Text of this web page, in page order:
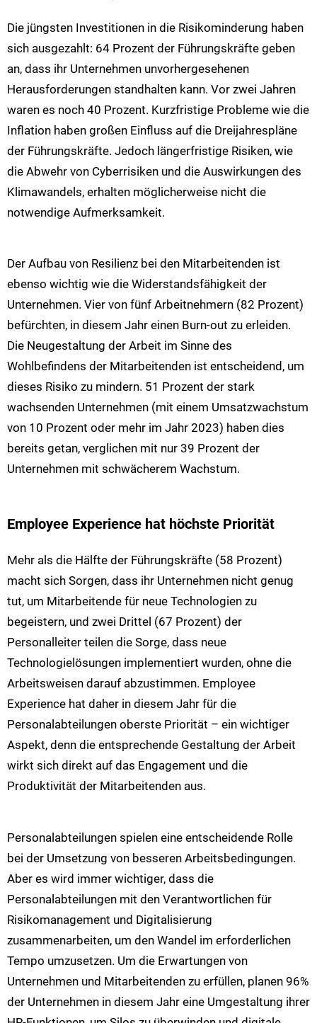
Die jüngsten Investitionen in die Risikominderung haben
sich ausgezahlt: 64 Prozent der Führungskräfte geben
an, dass ihr Unternehmen unvorhergesehenen
Herausforderungen standhalten kann. Vor zwei Jahren
waren es noch 40 Prozent. Kurzfristige Probleme wie die
Inflation haben großen Einfluss auf die Dreijahrespläne
der Führungskräfte. Jedoch längerfristige Risiken, wie
die Abwehr von Cyberrisiken und die Auswirkungen des
Klimawandels, erhalten möglicherweise nicht die
notwendige Aufmerksamkeit.
Der Aufbau von Resilienz bei den Mitarbeitenden ist
ebenso wichtig wie die Widerstandsfähigkeit der
Unternehmen. Vier von fünf Arbeitnehmern (82 Prozent)
befürchten, in diesem Jahr einen Burn-out zu erleiden.
Die Neugestaltung der Arbeit im Sinne des
Wohlbefindens der Mitarbeitenden ist entscheidend, um
dieses Risiko zu mindern. 51 Prozent der stark
wachsenden Unternehmen (mit einem Umsatzwachstum
von 10 Prozent oder mehr im Jahr 2023) haben dies
bereits getan, verglichen mit nur 39 Prozent der
Unternehmen mit schwächerem Wachstum.
Employee Experience hat höchste Priorität
Mehr als die Hälfte der Führungskräfte (58 Prozent)
macht sich Sorgen, dass ihr Unternehmen nicht genug
tut, um Mitarbeitende für neue Technologien zu
begeistern, und zwei Drittel (67 Prozent) der
Personalleiter teilen die Sorge, dass neue
Technologielösungen implementiert wurden, ohne die
Arbeitsweisen darauf abzustimmen. Employee
Experience hat daher in diesem Jahr für die
Personalabteilungen oberste Priorität – ein wichtiger
Aspekt, denn die entsprechende Gestaltung der Arbeit
wirkt sich direkt auf das Engagement und die
Produktivität der Mitarbeitenden aus.
Personalabteilungen spielen eine entscheidende Rolle
bei der Umsetzung von besseren Arbeitsbedingungen.
Aber es wird immer wichtiger, dass die
Personalabteilungen mit den Verantwortlichen für
Risikomanagement und Digitalisierung
zusammenarbeiten, um den Wandel im erforderlichen
Tempo umzusetzen. Um die Erwartungen von
Unternehmen und Mitarbeitenden zu erfüllen, planen 96%
der Unternehmen in diesem Jahr eine Umgestaltung ihrer